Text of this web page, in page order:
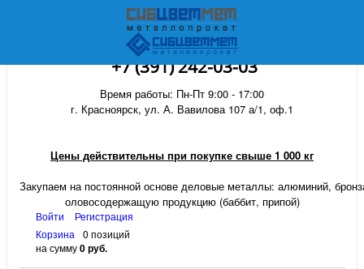
+7 (391) 242-03-03
Время работы: Пн-Пт 9:00 - 17:00
г. Красноярск, ул. А. Вавилова 107 а/1, оф.1
Цены действительны при покупке свыше 1 000 кг
Закупаем на постоянной основе деловые металлы: алюминий,
оловосодержащую продукцию (баббит, припой)
Войти
Регистрация
Корзина
0 позиций
на сумму0 руб.